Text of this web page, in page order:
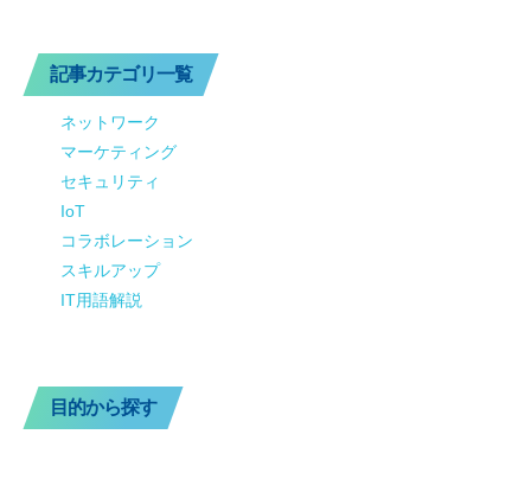
記事カテゴリ一覧
ネットワーク
マーケティング
セキュリティ
IoT
コラボレーション
スキルアップ
IT用語解説
目的から探す